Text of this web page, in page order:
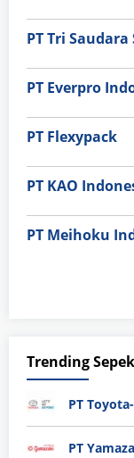
PT Tri Saudara
PT Flexypack
PT KAO
PT Meihoku
Trending
PT
PT